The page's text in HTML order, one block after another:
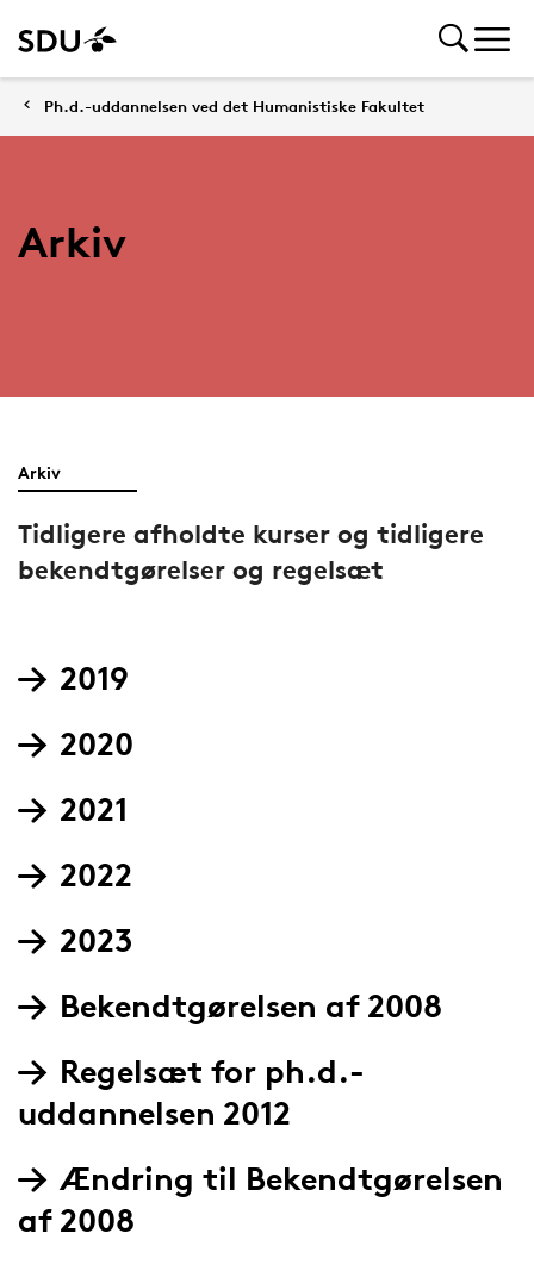
Ph.d.-uddannelsen ved det Humanistiske Fakultet
Arkiv
Arkiv
Tidligere afholdte kurser og tidligere
bekendtgørelser og regelsæt
2019
2020
2021
2022
2023
Bekendtgørelsen af 2008
Regelsæt for ph.d.-
uddannelsen 2012
Ændring til Bekendtgørelsen
af 2008